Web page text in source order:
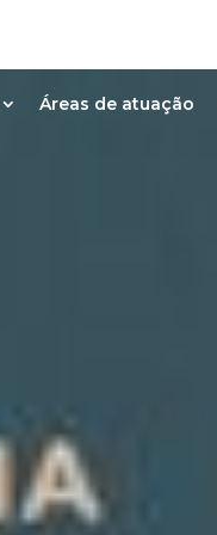
Áreas de atuação